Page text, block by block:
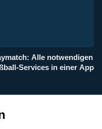
Alle notwendigen
Services in einer App